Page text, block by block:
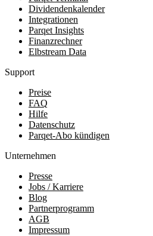
Dividendenkalender
Integrationen
Parqet Insights
Finanzrechner
Elbstream Data
Support
Preise
FAQ
Hilfe
Datenschutz
Parqet-Abo kündigen
Unternehmen
Presse
Jobs / Karriere
Blog
Partnerprogramm
AGB
Impressum